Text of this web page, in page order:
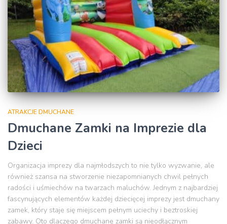
ATRAKCJE DMUCHANE
Dmuchane Zamki na Imprezie dla
Dzieci
Organizacja imprezy dla najmłodszych to nie tylko wyzwanie, ale
również szansa na stworzenie niezapomnianych chwil pełnych
radości i uśmiechów na twarzach maluchów. Jednym z najbardziej
fascynujących elementów każdej dziecięcej imprezy jest dmuchany
zamek, który staje się miejscem pełnym uciechy i beztroskiej
zabawy. Oto dlaczego dmuchane zamki są nieodłącznym